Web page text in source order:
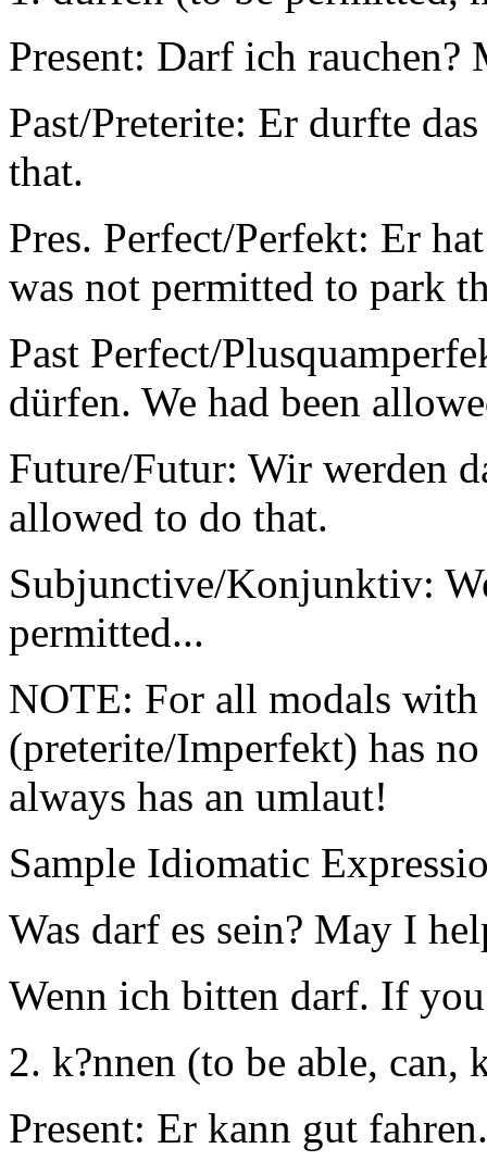
Present: Darf ich rauchen?
Past/Preterite: Er durfte
that.
Pres. Perfect/Perfekt: Er
was not permitted to park
Past Perfect/
dürfen. We had been
Future/Futur: Wir werden
allowed to do that.
Subjunctive/Konjunktiv:
permitted...
NOTE: For all modals with
(preterite/Imperfekt) has
always has an umlaut!
Sample Idiomatic
Was darf es sein? May I
Wenn ich bitten darf. If you
2. k?nnen (to be able, can,
Present: Er kann gut